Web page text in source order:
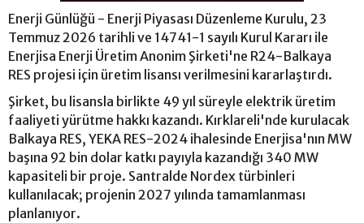
Enerji Günlüğü - Enerji Piyasası Düzenleme Kurulu, 23
Temmuz 2026 tarihli ve 14741-1 sayılı Kurul Kararı ile
Enerjisa Enerji Üretim Anonim Şirketi'ne R24-Balkaya
RES projesi için üretim lisansı verilmesini kararlaştırdı.
Şirket, bu lisansla birlikte 49 yıl süreyle elektrik üretim
faaliyeti yürütme hakkı kazandı. Kırklareli'nde kurulacak
Balkaya RES, YEKA RES-2024 ihalesinde Enerjisa'nın MW
başına 92 bin dolar katkı payıyla kazandığı 340 MW
kapasiteli bir proje. Santralde Nordex türbinleri
kullanılacak; projenin 2027 yılında tamamlanması
planlanıyor.